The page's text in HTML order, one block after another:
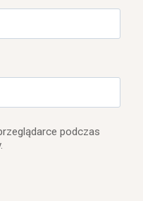
podczas